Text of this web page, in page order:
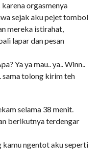
orgasmenya
sejak aku pejet tombol
mereka istirahat,
lapar dan pesan
Ya ya mau.. ya.. Winn..
sama tolong kirim teh
selama 38 menit.
berikutnya terdengar
kamu ngentot aku seperti